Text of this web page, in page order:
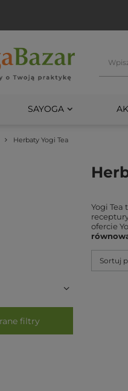
SAYOGA
Herbaty Yogi Tea
filtry
Yogi Tea
receptury
ofercie
Sortuj